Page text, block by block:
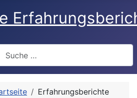
Erfahrungsberichte